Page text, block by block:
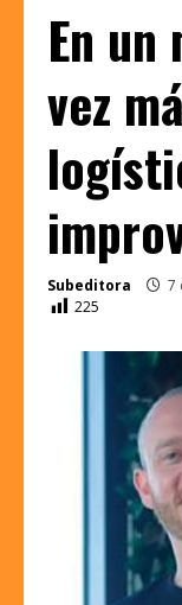
En un
vez
Subeditora 7
225